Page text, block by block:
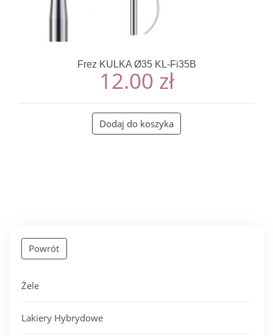
Powrót
Żele
Lakiery Hybrydowe
Frez KULKA Ø35 KL-Fi35B
12.00 zł
Dodaj do koszyka